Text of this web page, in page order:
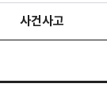
사건사고